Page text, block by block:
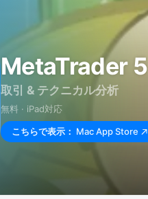
MetaTrader 5
取引 & テクニカル分析
無料 · iPad対応
こちらで表示： Mac App Store